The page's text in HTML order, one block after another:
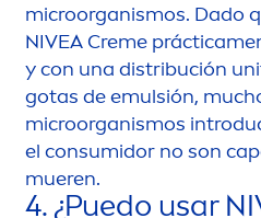
microorganismos. Dado
NIVEA Creme práctica
y con una distribución
gotas de emulsión,
microorganismos
el consumidor no son
mueren.
4. ¿Puedo usar